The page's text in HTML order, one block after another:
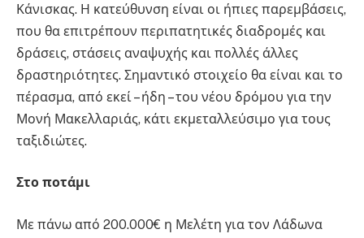
Κάνισκας. Η κατεύθυνση είναι οι ήπιες παρεμβάσεις,
που θα επιτρέπουν περιπατητικές διαδρομές και
δράσεις, στάσεις αναψυχής και πολλές άλλες
δραστηριότητες. Σημαντικό στοιχείο θα είναι και το
πέρασμα, από εκεί – ήδη – του νέου δρόμου για την
Μονή Μακελλαριάς, κάτι εκμεταλλεύσιμο για τους
ταξιδιώτες.
Στο ποτάμι
Με πάνω από 200.000€ η Μελέτη για τον Λάδωνα